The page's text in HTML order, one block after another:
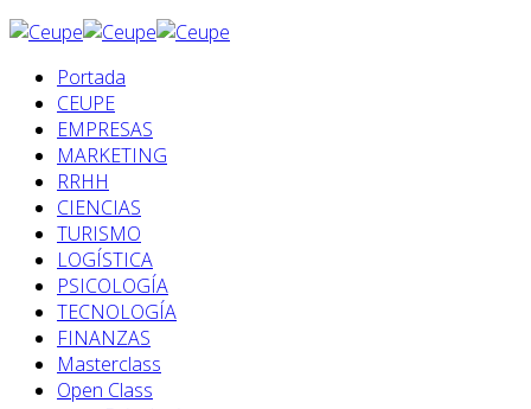
Portada
CEUPE
EMPRESAS
MARKETING
RRHH
CIENCIAS
TURISMO
LOGÍSTICA
PSICOLOGÍA
TECNOLOGÍA
FINANZAS
Masterclass
Open Class